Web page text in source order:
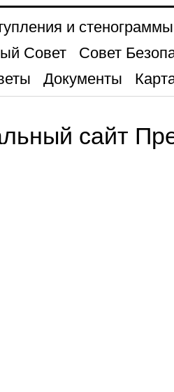
и стенограммы
Совет
Совет
Документы
сайт